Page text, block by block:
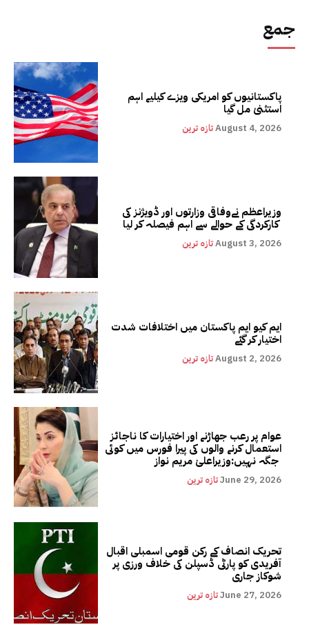
جمع
پاکستانیوں کو امریکی ویزے کیلیے اہم
استثنیٰ مل گیا
تازہ ترینAugust 4, 2026
وزیراعظم نےوفاقی وزارتوں اور ڈویژنز کی
کارکردگی کے حوالے سے اہم فیصلہ کر لیا
تازہ ترینAugust 3, 2026
ایم کیو ایم پاکستان میں اختلافات شدت
اختیار کر گئے
تازہ ترینAugust 2, 2026
عوام پر رعب جھاڑنے اور اختیارات کا ناجائز
استعمال کرنے والوں کی پیرا فورس میں کوئی
تازہ ترینJune 29, 2026
تحریک انصاف کے رکن قومی اسمبلی اقبال
آفریدی کو پارٹی ڈسپلن کی خلاف ورزی پر
شوکاز جاری
تازہ ترینJune 27, 2026